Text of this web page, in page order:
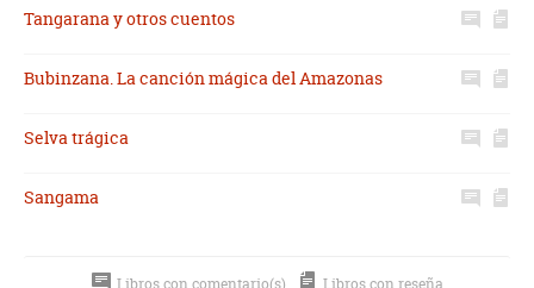
Tangarana y otros cuentos
Bubinzana. La canción mágica del Amazonas
Selva trágica
Sangama
Libros con comentario(s) Libros con reseña